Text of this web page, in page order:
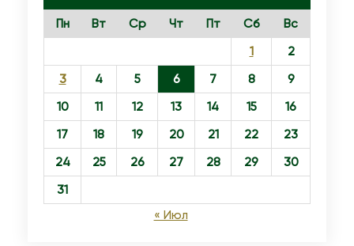
Пн Вт Ср Чт Пт Сб
Вс
1
2
3
4 5 6 7 8
9
10
11 12 13 14 15
16
17
18 19 20 21 22
23
24
25 26 27 28 29
30
31
« Июл